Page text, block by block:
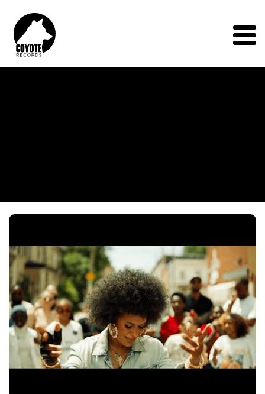
Records
Menu